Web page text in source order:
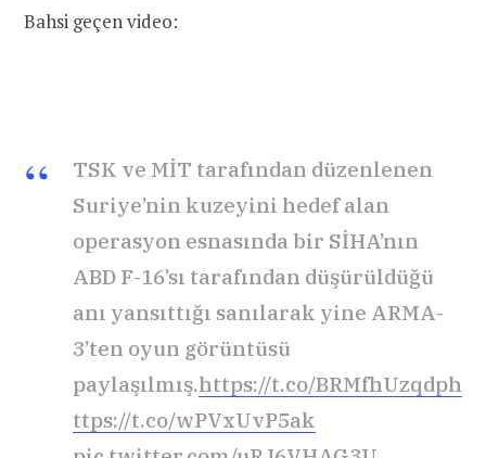
Bahsi geçen video:
TSK ve MİT tarafından düzenlenen
Suriye’nin kuzeyini hedef alan
operasyon esnasında bir SİHA’nın
ABD F-16’sı tarafından düşürüldüğü
anı yansıttığı sanılarak yine ARMA-
3’ten oyun görüntüsü
paylaşılmış.https://t.co/BRMfhUzqdph
ttps://t.co/wPVxUvP5ak